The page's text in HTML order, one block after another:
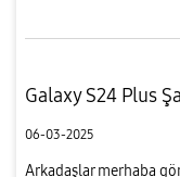
Galaxy S24 Plus
06-03-2025
Arkadaşlar merhaba